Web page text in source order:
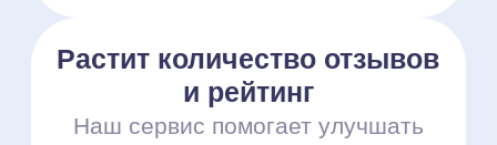
Узнать больше о продвижении